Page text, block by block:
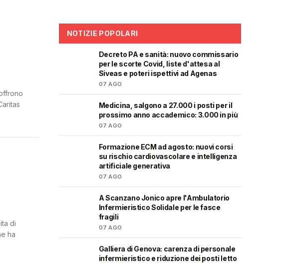
di
ha
NOTIZIE POPOLARI
Decreto PA e sanità: nuovo commissario
per le scorte Covid, liste d'attesa al
Siveas e poteri ispettivi ad Agenas
07 AGO
Medicina, salgono a 27.000 i posti per il
prossimo anno accademico: 3.000 in più
07 AGO
Formazione ECM ad agosto: nuovi corsi
su rischio cardiovascolare e intelligenza
artificiale generativa
07 AGO
A Scanzano Jonico apre l'Ambulatorio
Infermieristico Solidale per le fasce
fragili
07 AGO
Galliera di Genova: carenza di personale
infermieristico e riduzione dei posti letto